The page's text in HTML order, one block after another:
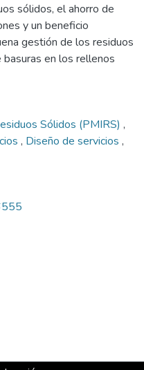
sólidos, el ahorro de
y un beneficio
gestión de los residuos
en los rellenos
Sólidos (PMIRS) ,
, Diseño de servicios ,